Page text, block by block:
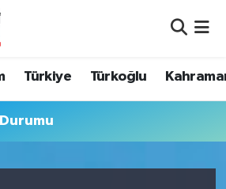
Türkiye Türkoğlu